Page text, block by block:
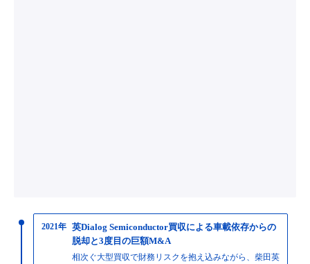
2021年 英Dialog Semiconductor買収による車載依存からの
脱却と3度目の巨額M&A
相次ぐ大型買収で財務リスクを抱え込みながら、柴田英